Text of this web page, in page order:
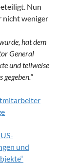
Nun
nicht weniger
hat dem
General
und teilweise
und